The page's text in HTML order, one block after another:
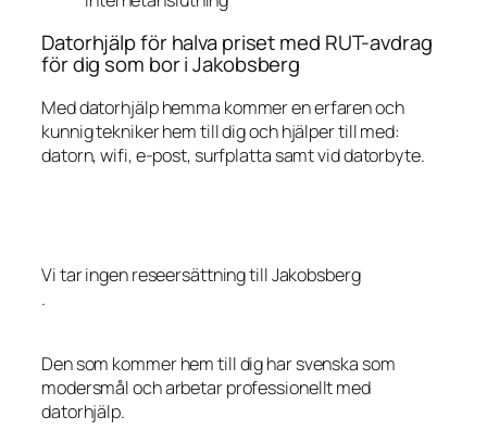
Datorhjälp för halva priset med RUT-avdrag
för dig som bor i Jakobsberg
Med datorhjälp hemma kommer en erfaren och
kunnig tekniker hem till dig och hjälper till med:
datorn, wifi, e-post, surfplatta samt vid datorbyte.
Vi tar ingen reseersättning till Jakobsberg
.
Den som kommer hem till dig har svenska som
modersmål och arbetar professionellt med
datorhjälp.